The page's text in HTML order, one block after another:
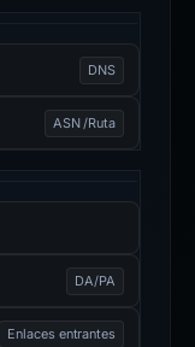
DNS
ASN /Ruta
DA/PA
Enlaces entrantes